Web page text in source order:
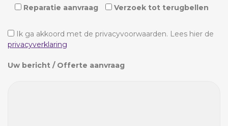
Reparatie aanvraag
Verzoek tot terugbellen
Ik ga akkoord met de privacyvoorwaarden. Lees hier de
privacyverklaring
Uw bericht / Offerte aanvraag